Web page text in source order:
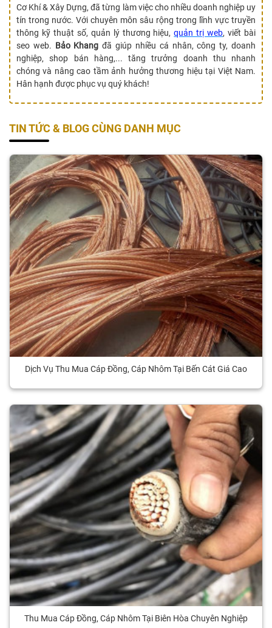
Cơ Khí & Xây Dựng, đã từng làm việc cho nhiều doanh nghiệp uy
tín trong nước. Với chuyên môn sâu rộng trong lĩnh vực truyền
thông kỹ thuật số, quản lý thương hiệu,quản trị web, viết bài
seo web. Bảo Khang đã giúp nhiều cá nhân, công ty, doanh
nghiệp, shop bán hàng,... tăng trưởng doanh thu nhanh
chóng và nâng cao tầm ảnh hưởng thương hiệu tại Việt Nam.
Hân hạnh được phục vụ quý khách!
TIN TỨC & BLOG CÙNG DANH MỤC
Dịch Vụ Thu Mua Cáp Đồng, Cáp Nhôm Tại Bến Cát Giá Cao
Thu Mua Cáp Đồng, Cáp Nhôm Tại Biên Hòa Chuyên Nghiệp